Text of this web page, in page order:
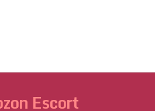
Escort